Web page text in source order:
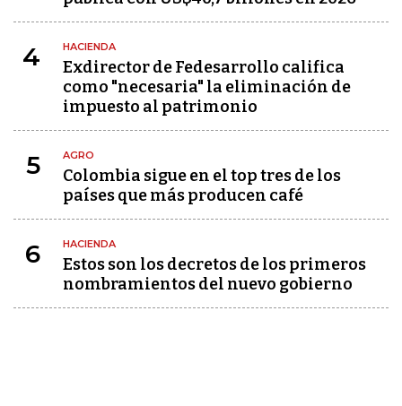
4 HACIENDA
Exdirector de Fedesarrollo califica
como "necesaria" la eliminación de
impuesto al patrimonio
5 AGRO
Colombia sigue en el top tres de los
países que más producen café
6 HACIENDA
Estos son los decretos de los primeros
nombramientos del nuevo gobierno